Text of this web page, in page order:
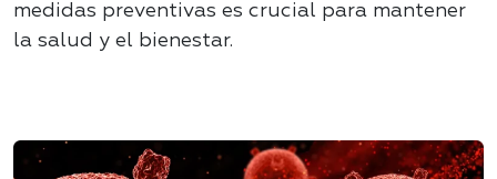
medidas preventivas es crucial para mantener
la salud y el bienestar.